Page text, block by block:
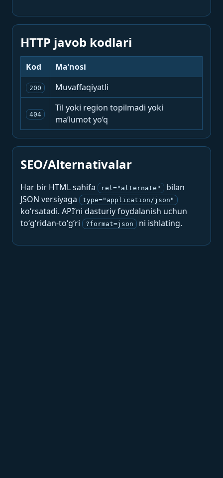
HTTP javob kodlari
Kod Ma’nosi
200 Muvaffaqiyatli
404
Til yoki region topilmadi yoki
ma’lumot yo‘q
SEO/Alternativalar
Har bir HTML sahifa rel="alternate"
bilan
JSON versiyaga
type="application/json"
ko‘rsatadi. API’ni dasturiy foydalanish uchun
to‘g‘ridan-to‘g‘ri
?format=json ni ishlating.